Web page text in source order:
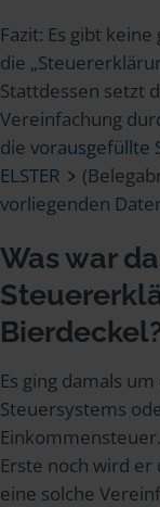
Fazit: Es gibt
die
Stattdessen setzt
Vereinfachung
die vorausgefüllte
ELSTER
vorliegenden
Was war
Es ging damals
Steuersystems
Erste noch wird
eine solche